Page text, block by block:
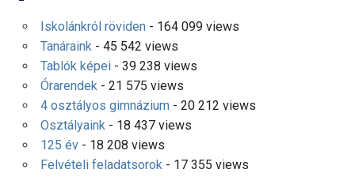
Iskolánkról röviden- 164 099 views
Tanáraink- 45 542 views
Tablók képei- 39 238 views
Órarendek- 21 575 views
4 osztályos gimnázium- 20 212 views
Osztályaink- 18 437 views
125 év- 18 208 views
Felvételi feladatsorok- 17 355 views